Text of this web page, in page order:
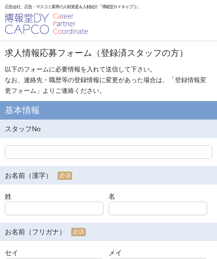
広告会社、広告・マスコミ業界の人材派遣＆人材紹介「博報堂ＤＹキャプコ」
求人情報応募フォーム（登録済スタッフの方）
以下のフォームに必要情報を入れて送信して下さい。
なお、連絡先・職歴等の登録情報に変更があった場合は、「登録情報変
更フォーム 」よりご連絡ください。
基本情報
スタッフNo
お名前（漢字） 必須
姓 名
お名前（フリガナ） 必須
セイ メイ